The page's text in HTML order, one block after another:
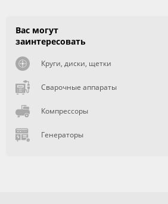
Вас могут
заинтересовать
Круги, диски, щетки
Сварочные аппараты
Компрессоры
Генераторы